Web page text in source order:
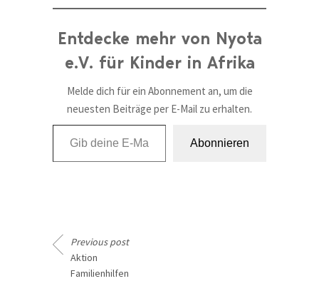
Entdecke mehr von Nyota
e.V. für Kinder in Afrika
Melde dich für ein Abonnement an, um die
neuesten Beiträge per E-Mail zu erhalten.
Gib deine E-Mail-Adresse ein ...
Abonnieren
Previous post
Aktion
Familienhilfen